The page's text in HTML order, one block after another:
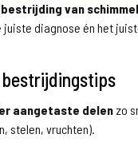
bestrijding van
juiste diagnose én het
aangetaste delen zo
stelen, vruchten).